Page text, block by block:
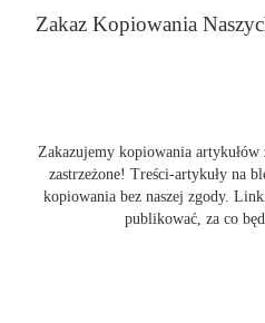
Zakaz Kopiowania
Zakazujemy kopiowania
zastrzeżone! Treści-artykuły na
kopiowania bez naszej zgody.
publikować, za co